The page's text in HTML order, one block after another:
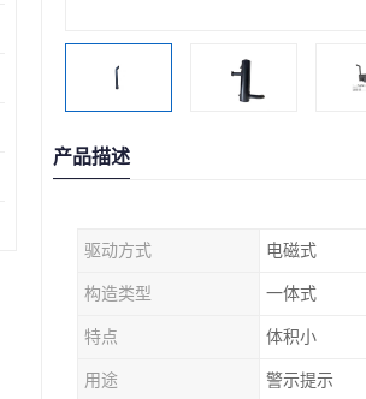
产品描述
驱动方式 电磁式
构造类型 一体式
特点 体积小
用途 警示提示